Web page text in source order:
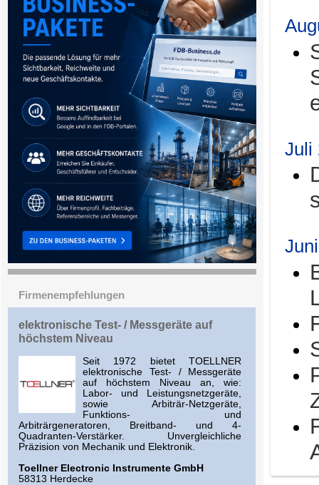
Firmenempfehlungen
elektronische Test- / Messgeräte auf
höchstem Niveau
Seit 1972 bietet TOELLNER
elektronische Test- / Messgeräte
auf höchstem Niveau an, wie:
Labor- und Leistungsnetzgeräte,
sowie Arbiträr-Netzgeräte,
Funktions- und
Arbiträrgeneratoren, Breitband- und 4-
Quadranten-Verstärker. Unvergleichliche
Präzision von Mechanik und Elektronik.
Toellner Electronic Instrumente GmbH
58313 Herdecke
Juli